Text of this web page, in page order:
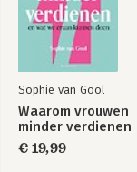
Sophie van Gool
Waarom vrouwen
minder verdienen
€ 19,99